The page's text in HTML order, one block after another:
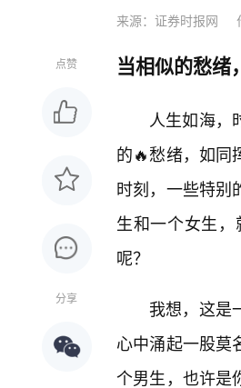
来源：证券时报网
点赞
分享
当相似的愁绪
人生如海，
的🔥愁绪，如同
时刻，一些特别
生和一个女生
呢？
我想，这是
心中涌起一股莫
个男生，也许是